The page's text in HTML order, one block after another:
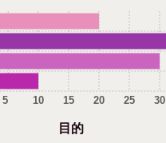
5 10 15 20 25 30
目的